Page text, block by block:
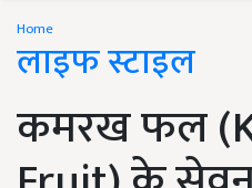
Home
लाइफ स्टाइल
कमरख फल